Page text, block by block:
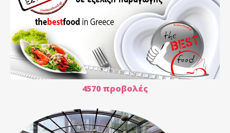
4570 προβολές